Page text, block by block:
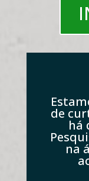
de
há
na